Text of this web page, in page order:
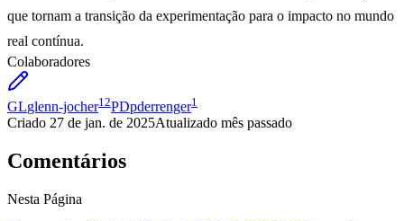
que tornam a transição da experimentação para o impacto no mundo
real contínua.
Colaboradores
GLglenn-jocher12PDpderrenger1
Criado 27 de jan. de 2025Atualizado mês passado
Comentários
Nesta Página